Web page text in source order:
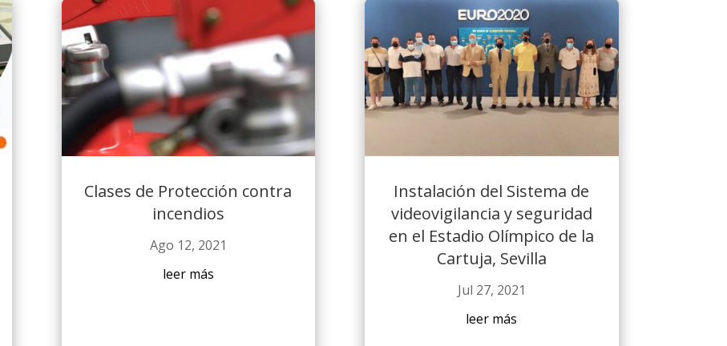
Clases de Protección contra
incendios
Ago 12, 2021
leer más
Instalación del Sistema de
videovigilancia y seguridad
en el Estadio Olímpico de la
Cartuja, Sevilla
Jul 27, 2021
leer más